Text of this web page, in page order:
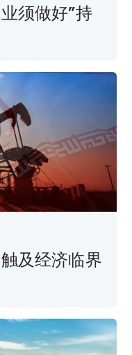
须做好”持
及经济临界